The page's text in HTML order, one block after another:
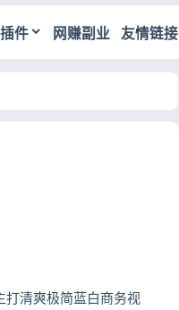
件 网赚副业 友情链接
清爽极简蓝白商务视